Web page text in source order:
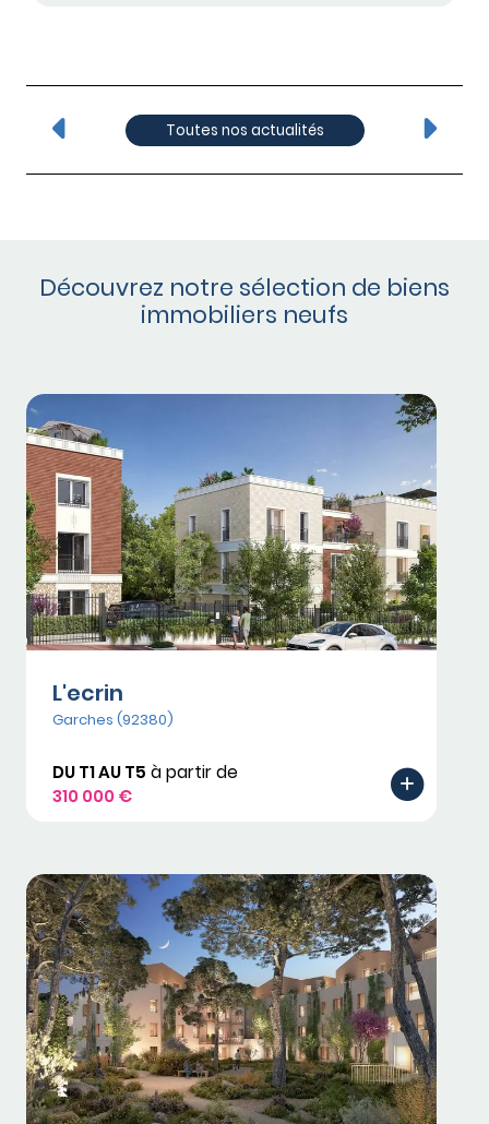
Toutes nos actualités
Découvrez notre sélection de biens
immobiliers neufs
L'ecrin
Garches (92380)
DU T1 AU T5 à partir de
310 000 €